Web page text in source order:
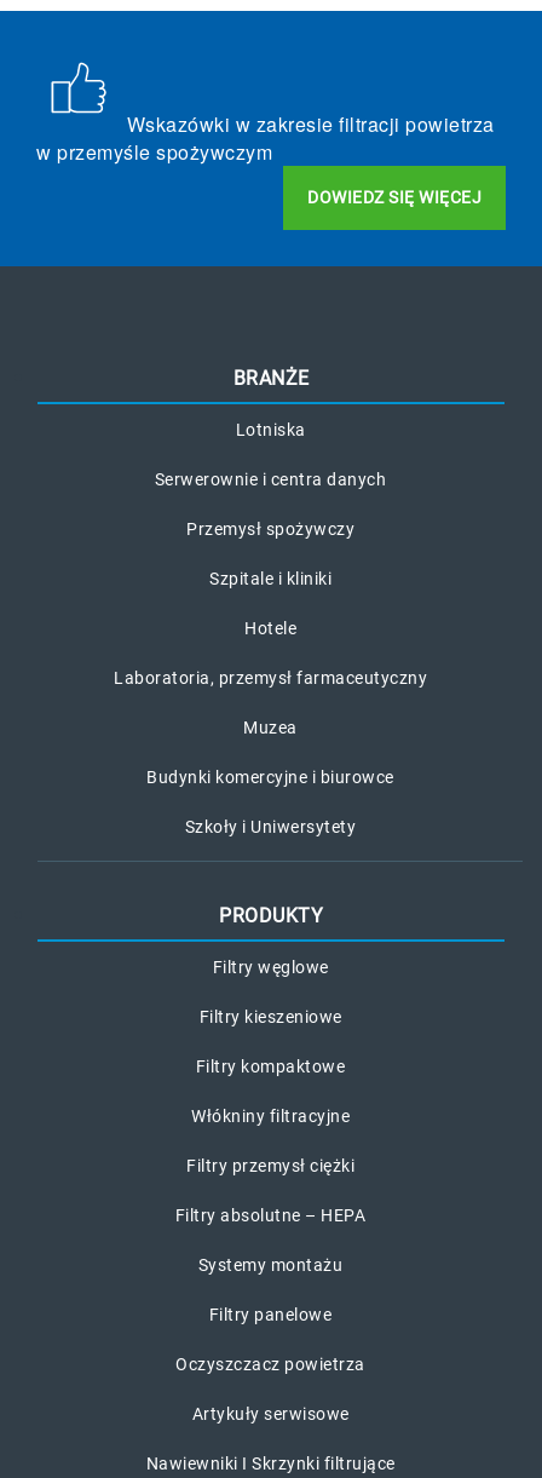
Wskazówki w zakresie filtracji powietrza
w przemyśle spożywczym
DOWIEDZ SIĘ WIĘCEJ
BRANŻE
Lotniska
Serwerownie i centra danych
Przemysł spożywczy
Szpitale i kliniki
Hotele
Laboratoria, przemysł farmaceutyczny
Muzea
Budynki komercyjne i biurowce
Szkoły i Uniwersytety
PRODUKTY
Filtry węglowe
Filtry kieszeniowe
Filtry kompaktowe
Włókniny filtracyjne
Filtry przemysł ciężki
Filtry absolutne – HEPA
Systemy montażu
Filtry panelowe
Oczyszczacz powietrza
Artykuły serwisowe
Nawiewniki I Skrzynki filtrujące